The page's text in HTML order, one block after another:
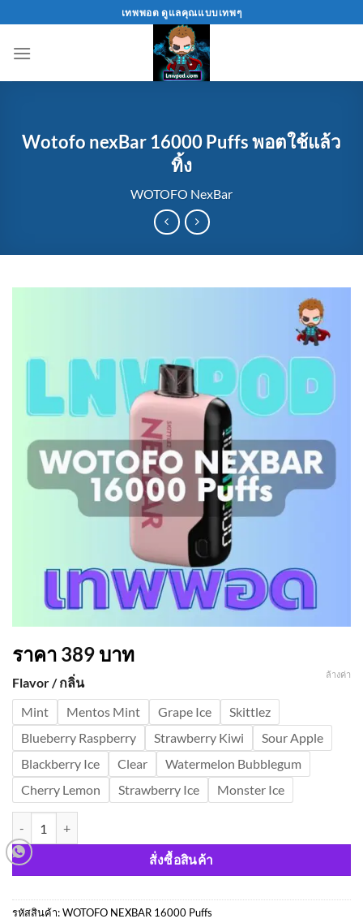
to
content
เทพพอต ดูแลคุณแบบเทพๆ
Wotofo nexBar 16000 Puffs พอตใช้แล้ว
ทิ้ง
WOTOFO NexBar
ราคา 389 บาท
Flavor / กลิ่น
Mint
Mentos Mint Grape Ice
Skittlez
Blueberry Raspberry
Strawberry Kiwi
Sour Apple
Blackberry Ice
Clear
Watermelon Bubblegum
Cherry Lemon
Strawberry Ice Monster Ice
ล้างค่า
สั่งซื้อสินค้า
รหัสสินค้า:WOTOFO NEXBAR 16000 Puffs